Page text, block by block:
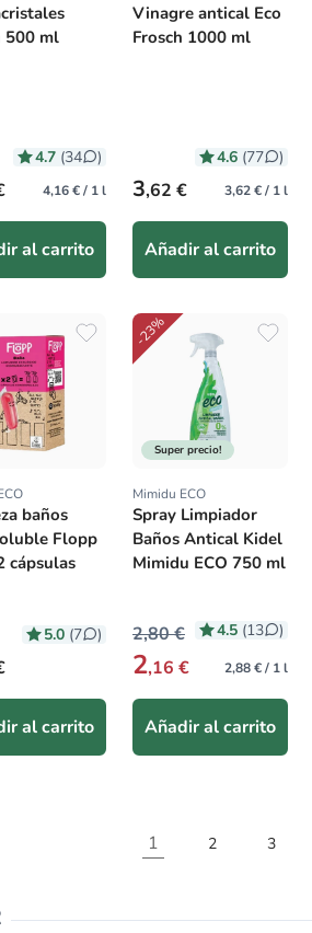
500 ml
4.7 (34 )
habitual4,16 € / 1 l
al carrito
Vinagre antical Eco
Frosch 1000 ml
4.6 (77 )
Precio habitual
3,62 € 3,62 € / 1 l
Añadir al carrito
baños
Flopp
cápsulas
5.0 (7 )
al carrito
-23%
Super precio!
Proveedor:
Mimidu ECO
Spray Limpiador
Baños Antical Kidel
Mimidu ECO 750 ml
4.5 (13 )
2,80 €
2,16 € 2,88 € / 1 l
Añadir al carrito
1 2 3